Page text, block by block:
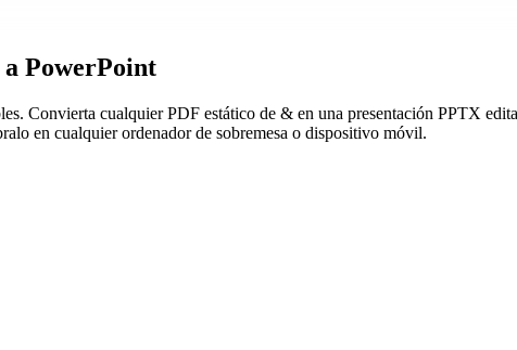
PowerPoint
Convierta cualquier PDF estático de & en una presentación PPTX
en cualquier ordenador de sobremesa o dispositivo móvil.